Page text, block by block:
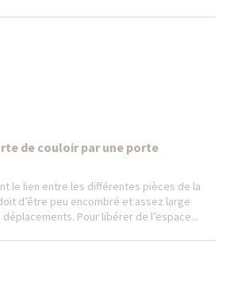
de couloir par une porte
le lien entre les différentes pièces de la
d’être peu encombré et assez large
Pour libérer de l’espace...